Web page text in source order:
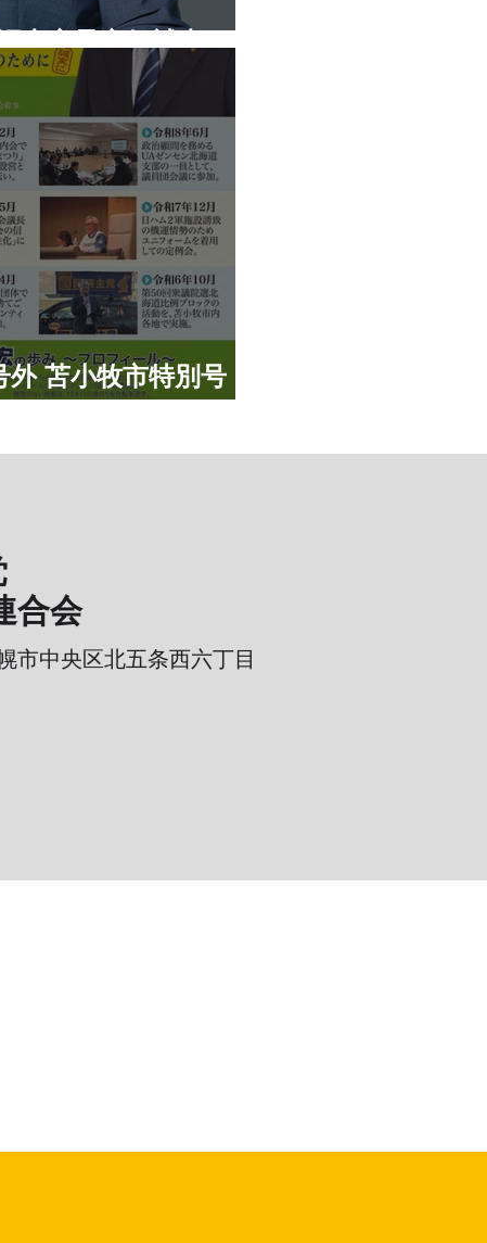
内定予定候補者
外 苫小牧市特別号
合会
市中央区北五条西六丁目